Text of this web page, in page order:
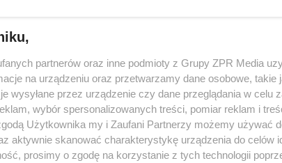
partnerów oraz inne podmioty z Grupy ZPR Media
na urządzeniu oraz przetwarzamy dane osobowe, takie
wysyłane przez urządzenie czy dane przeglądania w celu
wybór spersonalizowanych treści, pomiar reklam i
Użytkownika my i Zaufani Partnerzy możemy używać
aktywnie skanować charakterystykę urządzenia do celów
prosimy o zgodę na korzystanie z tych technologii